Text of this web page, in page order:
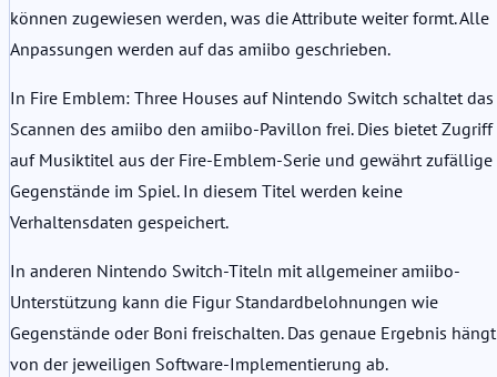
können zugewiesen werden, was die Attribute weiter formt. Alle
Anpassungen werden auf das amiibo geschrieben.
In Fire Emblem: Three Houses auf Nintendo Switch schaltet das
Scannen des amiibo den amiibo-Pavillon frei. Dies bietet Zugriff
auf Musiktitel aus der Fire-Emblem-Serie und gewährt zufällige
Gegenstände im Spiel. In diesem Titel werden keine
Verhaltensdaten gespeichert.
In anderen Nintendo Switch-Titeln mit allgemeiner amiibo-
Unterstützung kann die Figur Standardbelohnungen wie
Gegenstände oder Boni freischalten. Das genaue Ergebnis hängt
von der jeweiligen Software-Implementierung ab.